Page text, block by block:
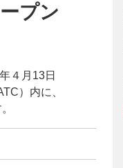
プン
４月13日
）内に、